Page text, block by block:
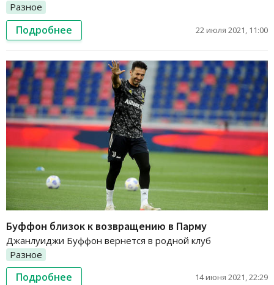
Разное
Подробнее 22 июля 2021, 11:00
Буффон близок к возвращению в Парму
Джанлуиджи Буффон вернется в родной клуб
Разное
Подробнее 14 июня 2021, 22:29